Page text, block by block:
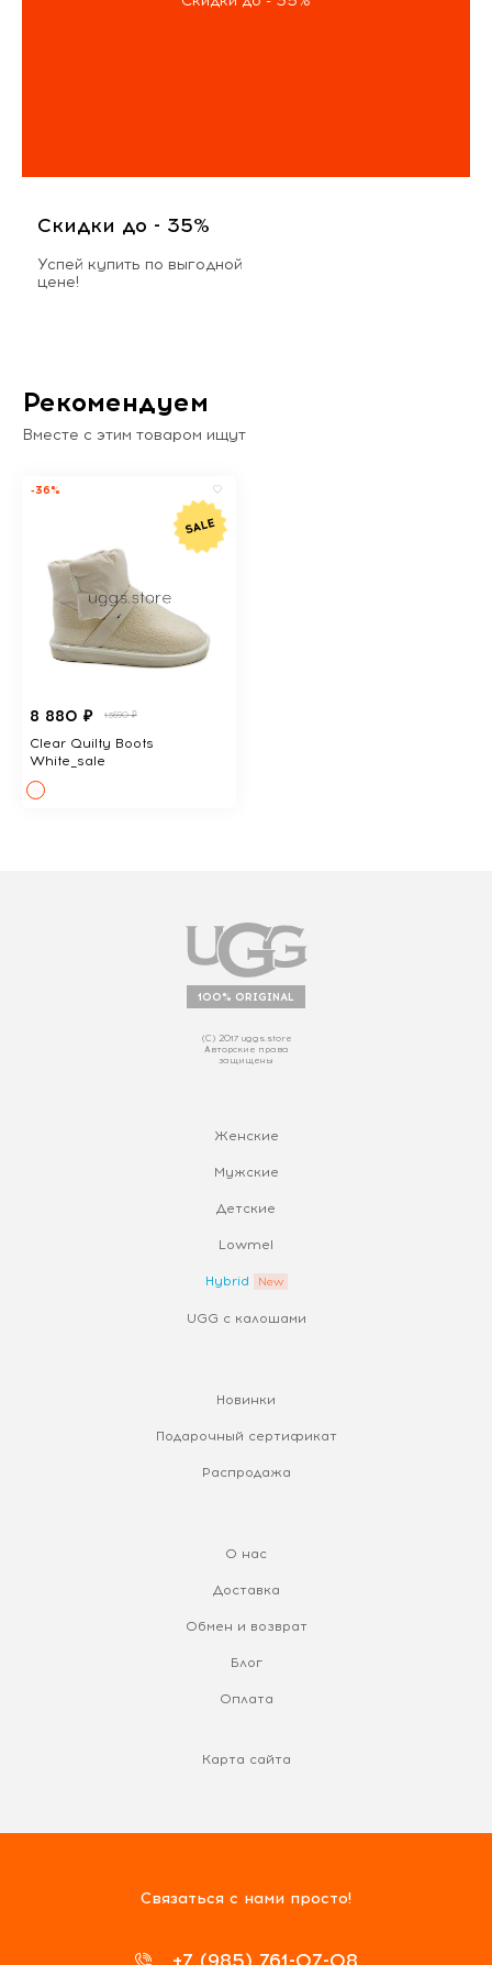
Скидки до - 35%
Успей купить по выгодной
цене!
Рекомендуем
Вместе с этим товаром ищут
-36%
8 880 ₽ 13690 ₽
Clear Quilty Boots
White_sale
100% ORIGINAL
(С) 2017 uggs.store
Авторские права
защищены
Женские
Мужские
Детские
Lowmel
Hybrid
UGG с калошами
Новинки
Подарочный сертификат
Распродажа
О нас
Доставка
Обмен и возврат
Блог
Оплата
Карта сайта
Связаться с нами просто!
+7 (985) 761-07-08